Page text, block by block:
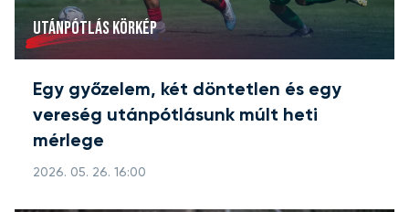
UTÁNPÓTLÁS KÖRKÉP
Egy győzelem, két döntetlen és egy
vereség utánpótlásunk múlt heti
mérlege
2026. 05. 26. 16:00